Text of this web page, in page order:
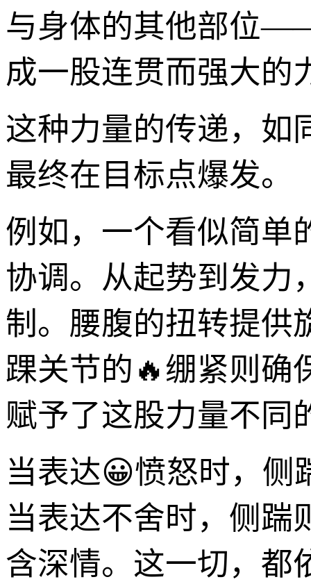
与身体的其他部位
成一股连贯而强大的
这种力量的传递，如
最终在目标点爆发。
例如，一个看似简单
协调。从起势到发力
制。腰腹的扭转提供
踝关节的🔥绷紧则确
赋予了这股力量不同
当表达😀愤怒时，侧
当表达不舍时，侧踹
含深情。这一切，都